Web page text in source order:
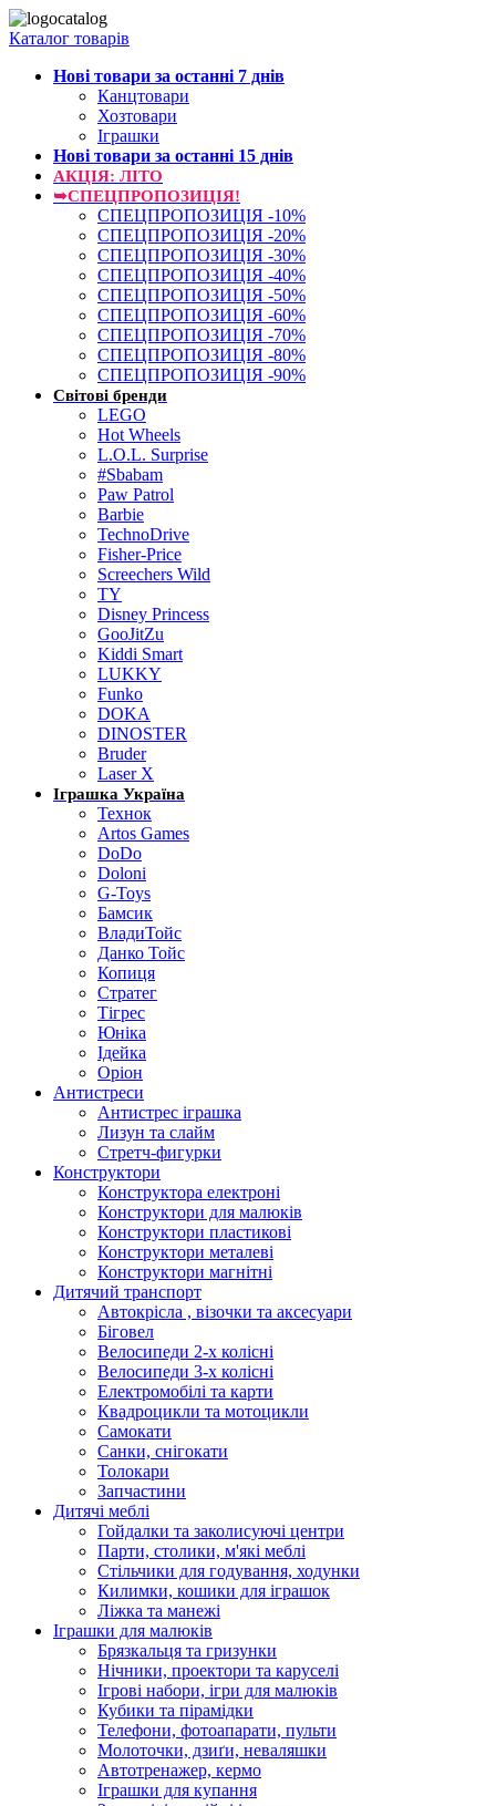
Каталог товарів
Нові товари за останнi 7 днiв
Канцтовари
Хозтовари
Іграшки
Нові товари за останнi 15 днiв
АКЦІЯ: ЛІТО
➥СПЕЦПРОПОЗИЦІЯ!
СПЕЦПРОПОЗИЦІЯ -10%
СПЕЦПРОПОЗИЦІЯ -20%
СПЕЦПРОПОЗИЦІЯ -30%
СПЕЦПРОПОЗИЦІЯ -40%
СПЕЦПРОПОЗИЦІЯ -50%
СПЕЦПРОПОЗИЦІЯ -60%
СПЕЦПРОПОЗИЦІЯ -70%
СПЕЦПРОПОЗИЦІЯ -80%
СПЕЦПРОПОЗИЦІЯ -90%
Світові бренди
LEGO
Hot Wheels
L.O.L. Surprise
#Sbabam
Paw Patrol
Barbie
TechnoDrive
Fisher-Price
Screechers Wild
TY
Disney Princess
GooJitZu
Kiddi Smart
LUKKY
Funko
DOKA
DINOSTER
Bruder
Laser X
Іграшка Україна
Технок
Artos Games
DoDo
Doloni
G-Toys
Бамсик
ВладиТойс
Данко Тойс
Копиця
Стратег
Тігрес
Юніка
Ідейка
Оріон
Антистреси
Антистрес іграшка
Лизун та слайм
Стретч-фигурки
Конструктори
Конструктора електроні
Конструктори для малюків
Конструктори пластикові
Конструктори металеві
Конструктори магнітні
Дитячий транспорт
Автокрісла , візочки та аксесуари
Біговел
Велосипеди 2-х колісні
Велосипеди 3-х колісні
Електромобілі та карти
Квадроцикли та мотоцикли
Самокати
Санки, снігокати
Толокари
Запчастини
Дитячі меблі
Гойдалки та заколисуючі центри
Парти, столики, м'які меблі
Стільчики для годування, ходунки
Килимки, кошики для іграшок
Ліжка та манежі
Іграшки для малюків
Брязкальця та гризунки
Нічники, проектори та каруселі
Ігрові набори, ігри для малюків
Кубики та пірамідки
Телефони, фотоапарати, пульти
Молоточки, дзиґи, неваляшки
Автотренажер, кермо
Іграшки для купання